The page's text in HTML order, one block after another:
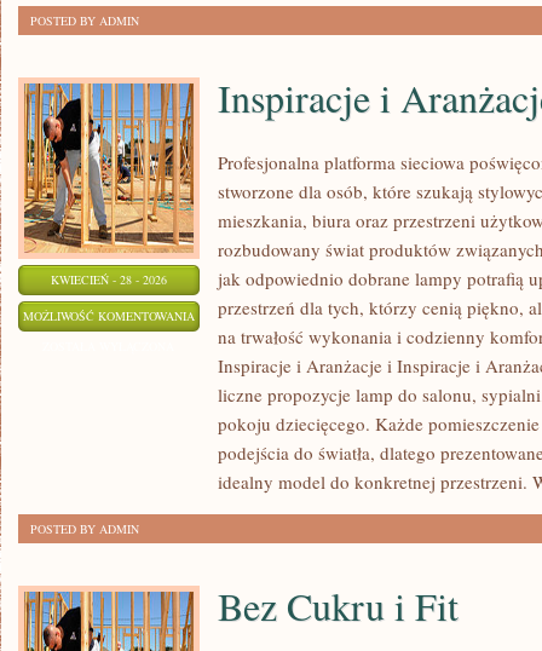
POSTED BY ADMIN
KWIECIEŃ - 28 - 2026
MOŻLIWOŚĆ KOMENTOWANIA INSPIRACJE
ARANŻACJE
Inspiracje i
Profesjonalna platforma sieciowa
stworzone dla osób, które szukają
mieszkania, biura oraz przestrzeni
rozbudowany świat produktów
jak odpowiednio dobrane lampy potrafią
przestrzeń dla tych, którzy cenią piękno,
na trwałość wykonania i codzienny
Inspiracje i Aranżacje i Inspiracje i
liczne propozycje lamp do salonu,
pokoju dziecięcego. Każde
podejścia do światła, dlatego
idealny model do konkretnej przestrzeni.
POSTED BY ADMIN
Bez Cukru i Fit